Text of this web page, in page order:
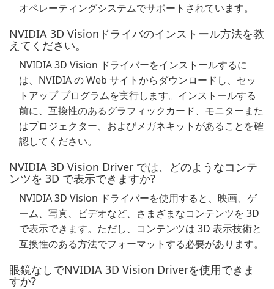
オペレーティングシステムでサポートされています。
NVIDIA 3D Visionドライバのインストール方法を教
えてください。
NVIDIA 3D Vision ドライバーをインストールするに
は、NVIDIA の Web サイトからダウンロードし、セッ
トアップ プログラムを実行します。インストールする
前に、互換性のあるグラフィックカード、モニターまた
はプロジェクター、およびメガネキットがあることを確
認してください。
NVIDIA 3D Vision Driver では、どのようなコンテ
ンツを 3D で表示できますか?
NVIDIA 3D Vision ドライバーを使用すると、映画、ゲ
ーム、写真、ビデオなど、さまざまなコンテンツを 3D
で表示できます。ただし、コンテンツは 3D 表示技術と
互換性のある方法でフォーマットする必要があります。
眼鏡なしでNVIDIA 3D Vision Driverを使用できま
すか?